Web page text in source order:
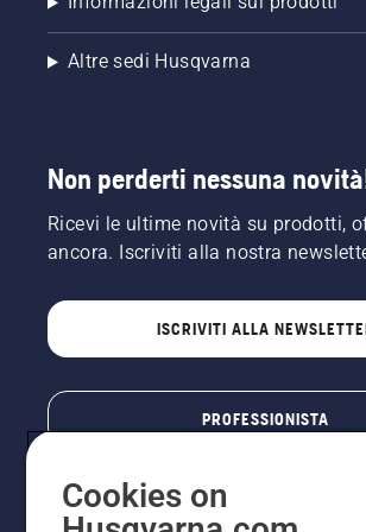
Qualunque siano le tue esigenze,
Altre sedi Husqvarna
Non perderti nessuna
Ricevi le ultime novità su prodotti,
ancora. Iscriviti alla nostra
ISCRIVITI ALLA
PROFESSIONISTA
Cookies on